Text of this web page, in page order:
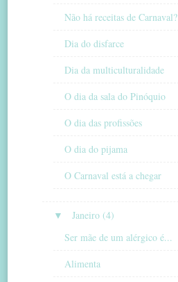
Não há receitas de Carnaval?
Dia do disfarce
Dia da multiculturalidade
O dia da sala do Pinóquio
O dia das profissões
O dia do pijama
O Carnaval está a chegar
▼
Janeiro (4)
Ser mãe de um alérgico é...
Alimenta